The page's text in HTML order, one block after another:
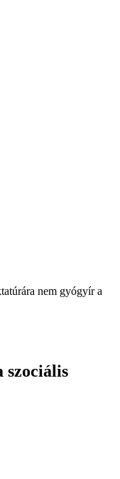
nem gyógyír a
szociális